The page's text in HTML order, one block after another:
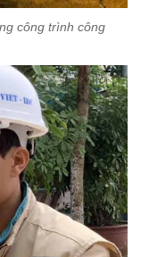
công trình công